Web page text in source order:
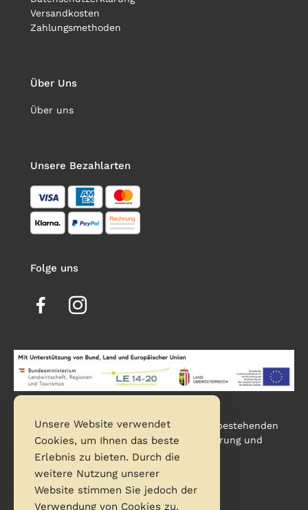
Versandkosten
Zahlungsmethoden
Über Uns
Über uns
Unsere Bezahlarten
Folge uns
Projektbeschreibung: Zu- und Umbau der bestehenden
Fleischerei so wie Investition in Modernisierung und
Automatisierung der Maschinen.
Agriculture and rural development
Land Oberösterreich
Unsere Website verwendet
Cookies, um Ihnen das beste
Erlebnis zu bieten. Durch die
weitere Nutzung unserer
Website stimmen Sie jedoch der
Verwendung von Cookies zu.